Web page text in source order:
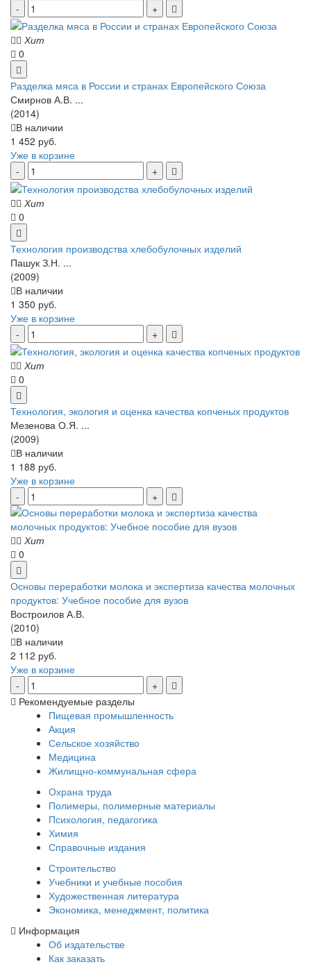
Хит
0
Разделка мяса в России и странах Европейского Союза
Смирнов А.В. ...
(2014)
В наличии
1 452 руб.
Уже в корзине
Хит
0
Технология производства хлебобулочных изделий
Пашук З.Н. ...
(2009)
В наличии
1 350 руб.
Уже в корзине
Хит
0
Технология, экология и оценка качества копченых продуктов
Мезенова О.Я. ...
(2009)
В наличии
1 188 руб.
Уже в корзине
Хит
0
Основы переработки молока и экспертиза качества молочных
продуктов: Учебное пособие для вузов
Востроилов А.В.
(2010)
В наличии
2 112 руб.
Уже в корзине
Рекомендуемые разделы
Пищевая промышленность
Акция
Сельское хозяйство
Медицина
Жилищно-коммунальная сфера
Охрана труда
Полимеры, полимерные материалы
Психология, педагогика
Химия
Справочные издания
Строительство
Учебники и учебные пособия
Художественная литература
Экономика, менеджмент, политика
Информация
Об издательстве
Как заказать